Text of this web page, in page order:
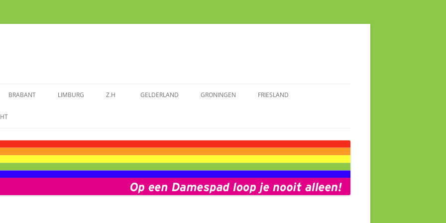
VROUWEN
BRABANT
FOTOALBUM BRABANT
NIEUWS BRABANT
LIMBURG
FOTOALBUM LIMBURG
NIEUWS LIMBURG
Z.H
FOTOALBUM ZUID-HOLLAND
NIEUWS ZUID-HOLLAND
GELDERLAND
FOTOALBUM GELDERLAND
NIEUWS GELDERLAND
GRONINGEN
FOTOALBUM GRONINGEN
NIEUWS GRONINGEN
FRIESLAND
NIEUWS FRIESLAND
UTRECHT
UTRECHT